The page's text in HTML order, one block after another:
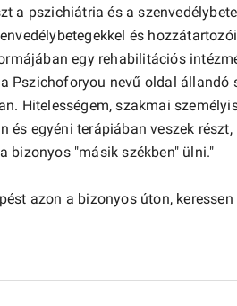
a pszichiátria és a
és
egy rehabilitációs
Pszichoforyou nevű oldal állandó
Hitelességem, szakmai
és egyéni terápiában veszek részt,
bizonyos "másik székben" ülni."
azon a bizonyos úton,